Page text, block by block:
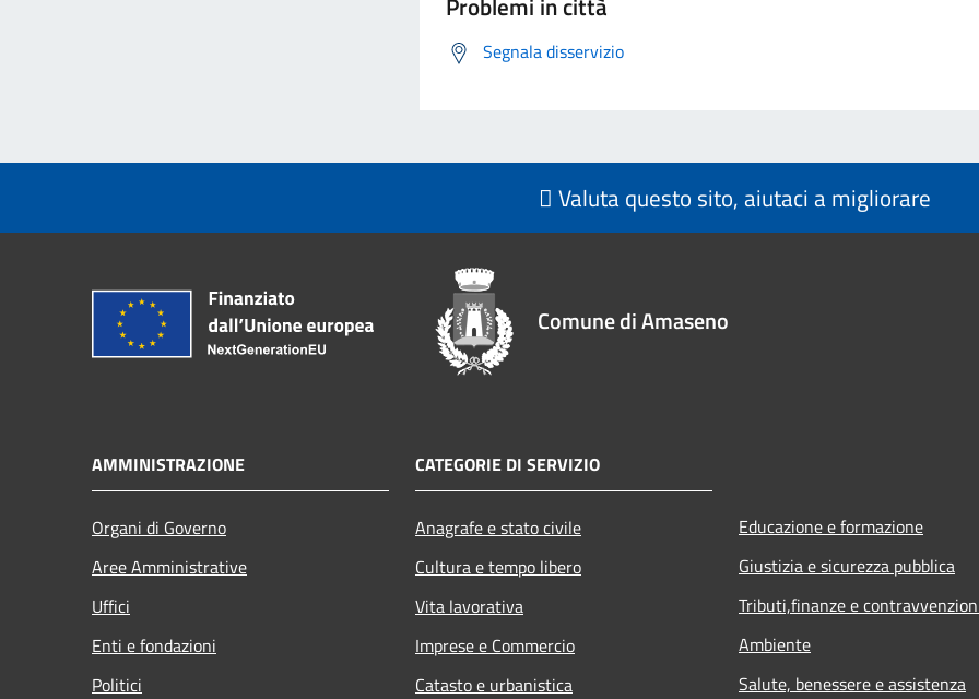
Segnala disservizio
Valuta questo sito, aiutaci a migliorare
Comune di Amaseno
AMMINISTRAZIONE
Organi di Governo
Aree Amministrative
Uffici
Enti e fondazioni
Politici
CATEGORIE DI SERVIZIO
Anagrafe e stato civile
Cultura e tempo libero
Vita lavorativa
Imprese e Commercio
Catasto e urbanistica
Educazione e formazione
Giustizia e sicurezza pubblica
Tributi,finanze e
Ambiente
Salute, benessere e assistenza